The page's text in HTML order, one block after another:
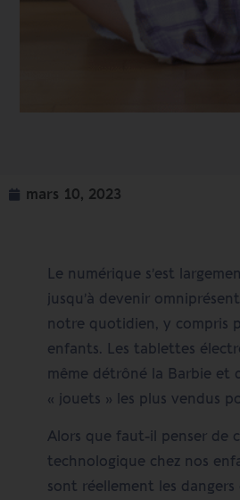
mars 10, 2023
Le numérique s’est
jusqu’à devenir
notre quotidien, y compris
enfants. Les tablettes
même détrôné la Barbie et
« jouets » les plus vendus
Alors que faut-il penser de
technologique chez nos
sont réellement les dangers